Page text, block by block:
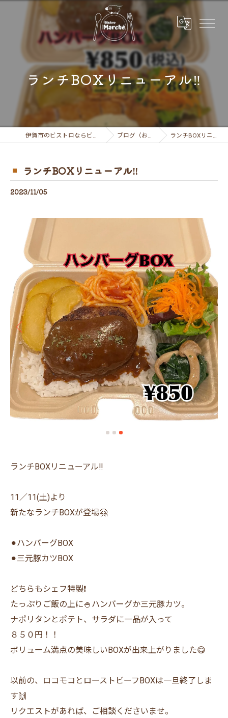
ランチBOXリニューアル‼︎
伊賀市のビストロならビストロ マルシェ ブログ（お知らせ） ランチBOXリニューアル‼︎
ランチBOXリニューアル‼︎
2023/11/05
ランチBOXリニューアル‼︎
11／11(土)より
新たなランチBOXが登場🤗
⚫︎ハンバーグBOX
⚫︎三元豚カツBOX
どちらもシェフ特製❗️
たっぷりご飯の上に🍚ハンバーグか三元豚カツ。
ナポリタンとポテト、サラダに一品が入って
８５０円！！
ボリューム満点の美味しいBOXが出来上がりました😋
以前の、ロコモコとローストビーフBOXは一旦終了しま
す🙌
リクエストがあれば、ご相談くださいませ。